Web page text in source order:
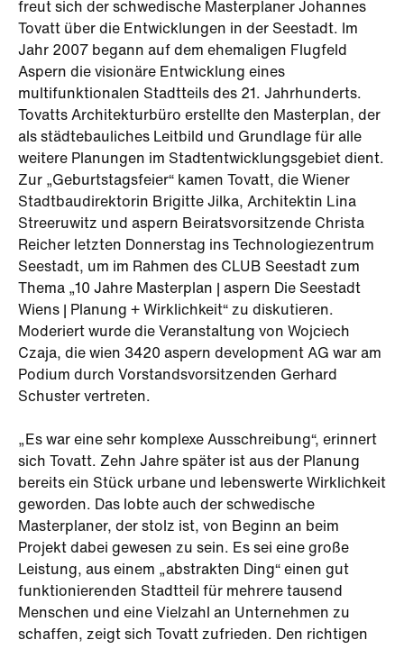
freut sich der schwedische Masterplaner Johannes
Tovatt über die Entwicklungen in der Seestadt. Im
Jahr 2007 begann auf dem ehemaligen Flugfeld
Aspern die visionäre Entwicklung eines
multifunktionalen Stadtteils des 21. Jahrhunderts.
Tovatts Architekturbüro erstellte den Masterplan, der
als städtebauliches Leitbild und Grundlage für alle
weitere Planungen im Stadtentwicklungsgebiet dient.
Zur „Geburtstagsfeier“ kamen Tovatt, die Wiener
Stadtbaudirektorin Brigitte Jilka, Architektin Lina
Streeruwitz und aspern Beiratsvorsitzende Christa
Reicher letzten Donnerstag ins Technologiezentrum
Seestadt, um im Rahmen des CLUB Seestadt zum
Thema „10 Jahre Masterplan | aspern Die Seestadt
Wiens | Planung + Wirklichkeit“ zu diskutieren.
Moderiert wurde die Veranstaltung von Wojciech
Czaja, die wien 3420 aspern development AG war am
Podium durch Vorstandsvorsitzenden Gerhard
Schuster vertreten.
„Es war eine sehr komplexe Ausschreibung“, erinnert
sich Tovatt. Zehn Jahre später ist aus der Planung
bereits ein Stück urbane und lebenswerte Wirklichkeit
geworden. Das lobte auch der schwedische
Masterplaner, der stolz ist, von Beginn an beim
Projekt dabei gewesen zu sein. Es sei eine große
Leistung, aus einem „abstrakten Ding“ einen gut
funktionierenden Stadtteil für mehrere tausend
Menschen und eine Vielzahl an Unternehmen zu
schaffen, zeigt sich Tovatt zufrieden. Den richtigen